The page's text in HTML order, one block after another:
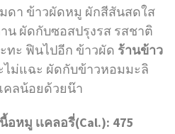
ดา ข้าวผัดหมู ผักสีสันสดใส
น ผัดกับซอสปรุงรส รสชาติ
ะ ฟินไปอีก ข้าวผัด ร้านข้าว
ไม่แฉะ ผัดกับข้าวหอมมะลิ
คลน้อยด้วยน๊า
หมู เเคลอรี่(Cal.): 475